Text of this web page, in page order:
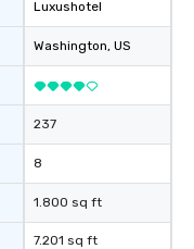
Luxushotel
Washington, US
237
8
1.800 sq ft
7.201 sq ft